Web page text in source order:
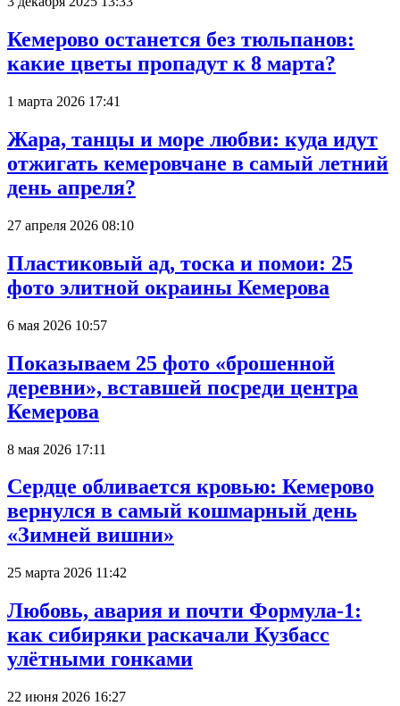
Кемерово останется без тюльпанов:
какие цветы пропадут к 8 марта?
1 марта 2026 17:41
Жара, танцы и море любви: куда идут
отжигать кемеровчане в самый летний
день апреля?
27 апреля 2026 08:10
Пластиковый ад, тоска и помои: 25
фото элитной окраины Кемерова
6 мая 2026 10:57
Показываем 25 фото «брошенной
деревни», вставшей посреди центра
Кемерова
8 мая 2026 17:11
Сердце обливается кровью: Кемерово
вернулся в самый кошмарный день
«Зимней вишни»
25 марта 2026 11:42
Любовь, авария и почти Формула-1:
как сибиряки раскачали Кузбасс
улётными гонками
22 июня 2026 16:27